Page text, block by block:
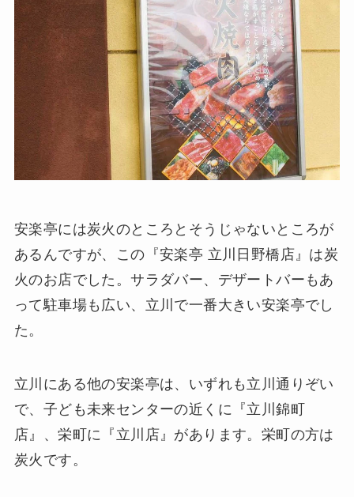
安楽亭には炭火のところとそうじゃないところが
あるんですが、この『安楽亭 立川日野橋店』は炭
火のお店でした。サラダバー、デザートバーもあ
って駐車場も広い、立川で一番大きい安楽亭でし
た。
立川にある他の安楽亭は、いずれも立川通りぞい
で、子ども未来センターの近くに『立川錦町
店』、栄町に『立川店』があります。栄町の方は
炭火です。